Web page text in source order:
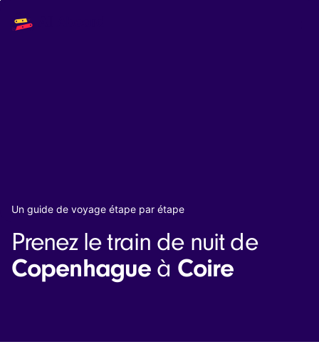
navigation
The API
Book a trip
Interrail passes
Eurail passes
Help & Support
Un guide de voyage étape par étape
Prenez le train de nuit de
Copenhague à Coire